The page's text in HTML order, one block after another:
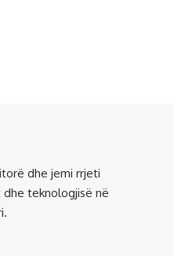
dhe jemi rrjeti
teknologjisë në